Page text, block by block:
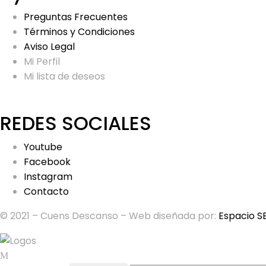
Preguntas Frecuentes
Términos y Condiciones
Aviso Legal
Mi Perfil
Mi lista de deseos
REDES SOCIALES
Youtube
Facebook
Instagram
Contacto
© 2021 – Cuens Descanso – Web diseñada por: Espacio